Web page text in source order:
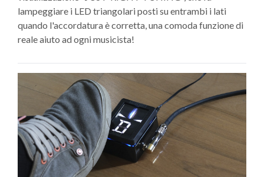
lampeggiare i LED triangolari posti su entrambi i lati
quando l'accordatura è corretta, una comoda funzione di
reale aiuto ad ogni musicista!